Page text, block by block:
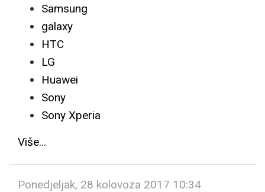
Samsung
galaxy
HTC
LG
Huawei
Sony
Sony Xperia
Više...
Ponedjeljak, 28 kolovoza 2017 10:34